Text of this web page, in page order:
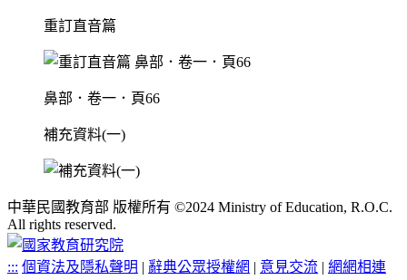
重訂直音篇
鼻部．卷一．頁66
補充資料(一)
中華民國教育部 版權所有 ©2024 Ministry of Education, R.O.C.
All rights reserved.
::: 個資法及隱私聲明 | 辭典公眾授權網 | 意見交流 | 網網相連